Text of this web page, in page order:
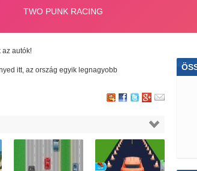
az autók!
itt, az ország egyik legnagyobb